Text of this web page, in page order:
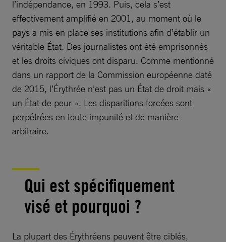
l’indépendance, en 1993. Puis, cela s’est
effectivement amplifié en 2001, au moment où le
pays a mis en place ses institutions afin d’établir un
véritable État. Des journalistes ont été emprisonnés
et les droits civiques ont disparu. Comme mentionné
dans un rapport de la Commission européenne daté
de 2015, l’Érythrée n’est pas un État de droit mais «
un État de peur ». Les disparitions forcées sont
perpétrées en toute impunité et de manière
arbitraire.
Qui est spécifiquement
visé et pourquoi ?
La plupart des Érythréens peuvent être ciblés,